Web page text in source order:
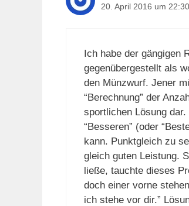
20. April 2016 um
Ich habe der gängigen
gegenübergestellt als
den Münzwurf. Jener
“Berechnung” der
sportlichen Lösung
“Besseren” (oder
kann. Punktgleich zu
gleich guten Leistung.
ließe, tauchte dieses
doch einer vorne
ich stehe vor dir.”